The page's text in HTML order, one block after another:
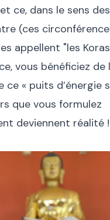
ce, dans le sens
(ces
appellent "les
vous bénéficiez de
ce « puits d’énergie
que vous formulez
deviennent réalité !